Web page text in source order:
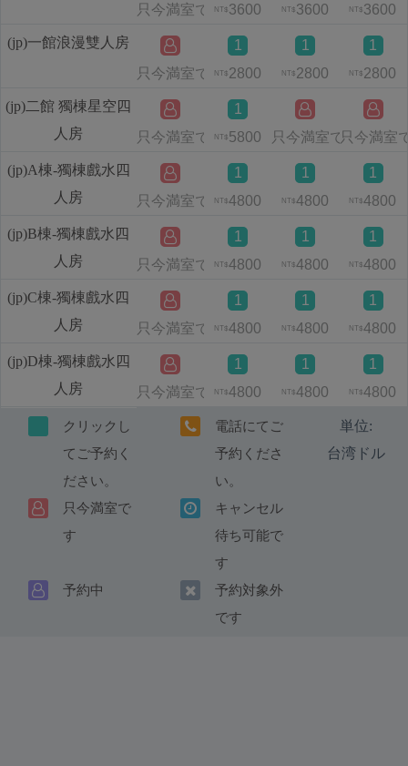
(jp)一館浪漫雙人房
(jp)二館 獨棟星空四
人房
(jp)A棟-獨棟戲水四
人房
(jp)B棟-獨棟戲水四
人房
(jp)C棟-獨棟戲水四
人房
(jp)D棟-獨棟戲水四
人房
只今満室です
NT$ 3600 NT$ 3600 NT$ 3600
只今満室です
1
NT$ 2800
1
NT$ 2800
1
NT$ 2800
只今満室です
1
NT$ 5800 只今満室です只今満室
只今満室です
1
NT$4800
1
NT$4800
1
NT$4800
只今満室です
1
NT$4800
1
NT$4800
1
NT$4800
只今満室です
1
NT$4800
1
NT$4800
1
NT$4800
只今満室です
1
NT$4800
1
NT$4800
1
NT$4800
クリックし
てご予約く
ださい。
電話にてご
予約くださ
い。
只今満室で
す
キャンセル
待ち可能で
す
予約中
予約対象外
です
単位:
台湾ドル